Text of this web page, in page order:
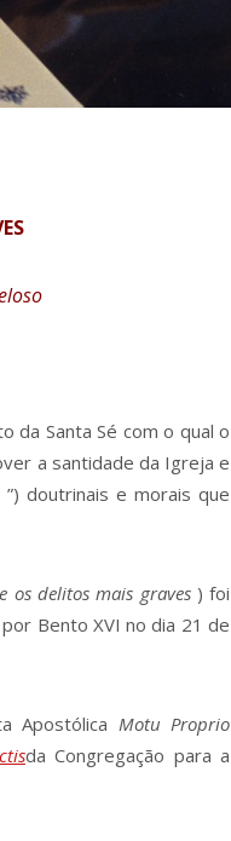
da Santa Sé com o qual o
a santidade da Igreja e
”) doutrinais e morais que
os delitos mais graves ) foi
Bento XVI no dia 21 de
Apostólica Motu Proprio
da Congregação para a